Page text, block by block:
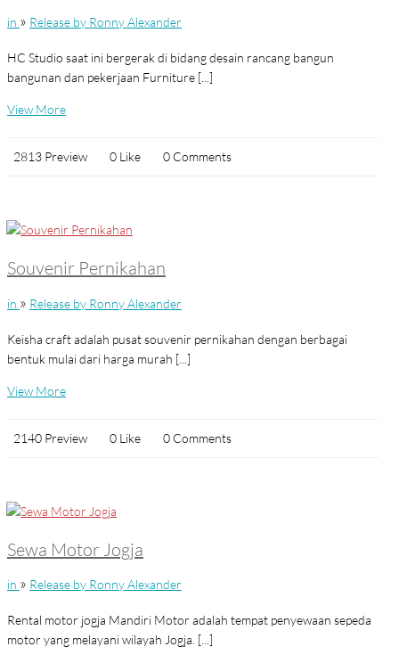
in » Release by Ronny Alexander
HC Studio saat ini bergerak di bidang desain rancang bangun
bangunan dan pekerjaan Furniture [...]
View More
2813 Preview 0 Like 0 Comments
Souvenir Pernikahan
in » Release by Ronny Alexander
Keisha craft adalah pusat souvenir pernikahan dengan berbagai
bentuk mulai dari harga murah [...]
View More
2140 Preview 0 Like 0 Comments
Sewa Motor Jogja
in » Release by Ronny Alexander
Rental motor jogja Mandiri Motor adalah tempat penyewaan sepeda
motor yang melayani wilayah Jogja. [...]